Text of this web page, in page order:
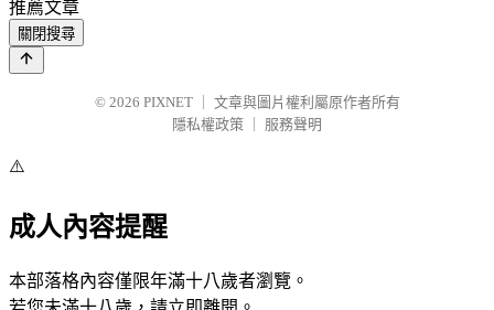
推薦文章
關閉搜尋
© 2026 PIXNET
文章與圖片權利屬原作者所有
隱私權政策
服務聲明
⚠️
成人內容提醒
本部落格內容僅限年滿十八歲者瀏覽。